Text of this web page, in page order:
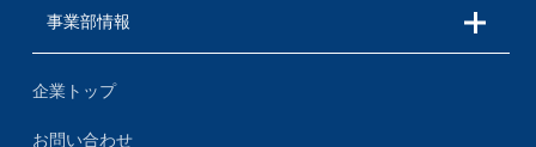
事業部情報
企業トップ
お問い合わせ